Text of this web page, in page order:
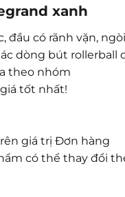
xanh
đầu có rãnh vặn,
dòng bút rollerball
theo nhóm
tốt nhất!
giá trị Đơn hàng
có thể thay đổi